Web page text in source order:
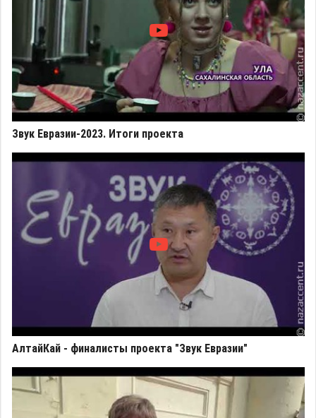
Звук Евразии-2023. Итоги проекта
АлтайКай - финалисты проекта "Звук Евразии"